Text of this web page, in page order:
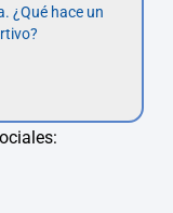
¿Qué hace un